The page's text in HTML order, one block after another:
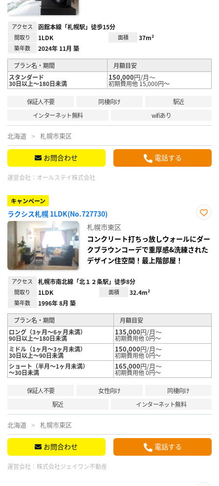
アクセス 函館本線「札幌駅」徒歩15分
間取り 1LDK 面積 37m²
築年数 2024年 11月 築
プラン名・期間
月額目安
スタンダード
30日以上～180日未満
150,000円/月～
初期費用他 15,000円～
保証人不要 同棲向け
駅近
インターネット無料
wifiあり
北海道 札幌市東区
お問合わせ 電話する
運営会社： オールステイ株式会社
キャンペーン
ラクシス札幌 1LDK(No.727730)
り登
録
札幌市東区
コンクリート打ちっ放しウォールにダー
クブラウンコーデで重厚感&洗練された
デザイン住空間！最上階部屋！
アクセス 札幌市南北線「北１２条駅」徒歩8分
間取り 1LDK 面積 32.4m²
築年数 1996年 8月 築
プラン名・期間
月額目安
ロング（3ヶ月～6ヶ月未満）
90日以上～180日未満
135,000円/月～
初期費用他 0円～
ミドル（1ヶ月～3ヶ月未満）
30日以上～90日未満
150,000円/月～
初期費用他 0円～
ショート（半月～1ヶ月未満）
～30日未満
165,000円/月～
初期費用他 0円～
保証人不要 女性向け
同棲向け
駅近
インターネット無料
北海道 札幌市東区
お問合わせ 電話する
運営会社： 株式会社ジェイワン不動産